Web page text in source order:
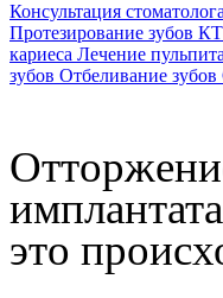
Консультация стоматолога
Протезирование зубов КТ
кариеса Лечение пульпита
зубов Отбеливание зубов
это